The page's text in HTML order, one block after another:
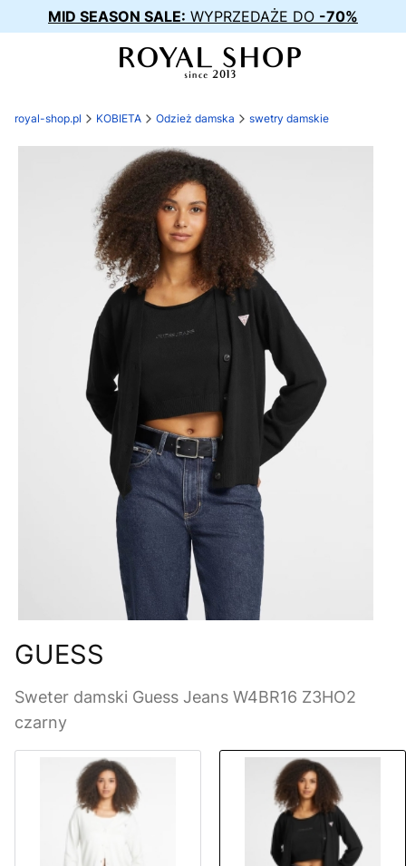
MID SEASON SALE: WYPRZEDAŻE DO -70%
royal-shop.pl KOBIETA Odzież damska swetry damskie
GUESS
Sweter damski Guess Jeans W4BR16 Z3HO2
czarny